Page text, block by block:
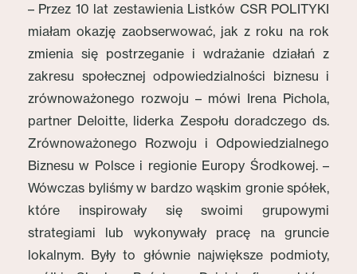
– Przez 10 lat zestawienia Listków CSR POLITYKI
miałam okazję zaobserwować, jak z roku na rok
zmienia się postrzeganie i wdrażanie działań z
zakresu społecznej odpowiedzialności biznesu i
zrównoważonego rozwoju – mówi Irena Pichola,
partner Deloitte, liderka Zespołu doradczego ds.
Zrównoważonego Rozwoju i Odpowiedzialnego
Biznesu w Polsce i regionie Europy Środkowej. –
Wówczas byliśmy w bardzo wąskim gronie spółek,
które inspirowały się swoimi grupowymi
strategiami lub wykonywały pracę na gruncie
lokalnym. Były to głównie największe podmioty,